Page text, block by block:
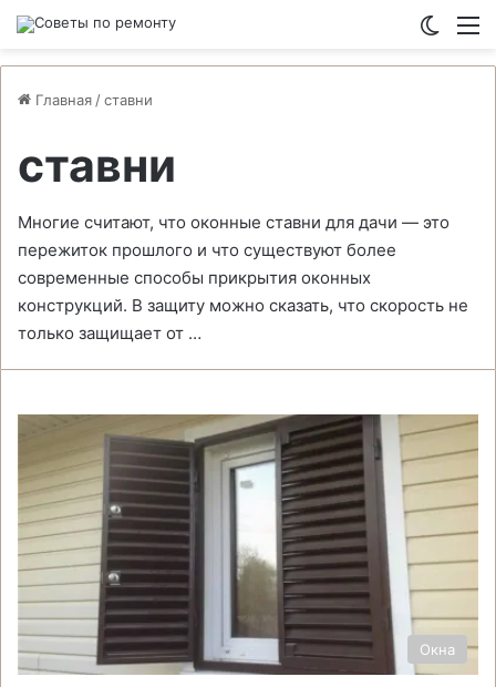
Главная /ставни
ставни
Многие считают, что оконные ставни для дачи — это
пережиток прошлого и что существуют более
современные способы прикрытия оконных
конструкций. В защиту можно сказать, что скорость не
только защищает от …
Окна